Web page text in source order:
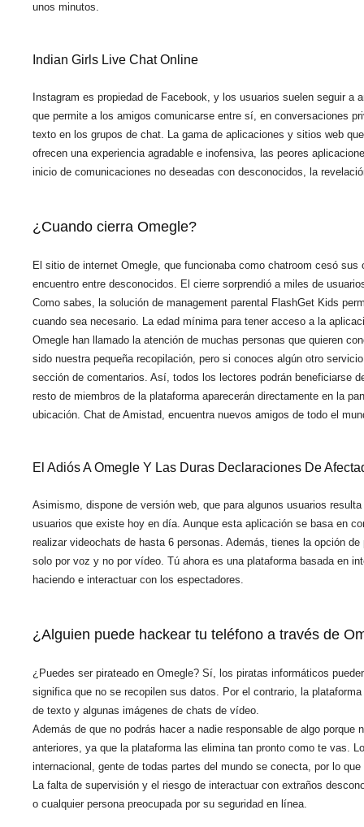
unos minutos.
Indian Girls Live Chat Online
Instagram es propiedad de Facebook, y los usuarios suelen seguir
que permite a los amigos comunicarse entre sí, en conversaciones
texto en los grupos de chat. La gama de aplicaciones y sitios web
ofrecen una experiencia agradable e inofensiva, las peores
inicio de comunicaciones no deseadas con desconocidos, la
¿Cuando cierra Omegle?
El sitio de internet Omegle, que funcionaba como chatroom cesó
encuentro entre desconocidos. El cierre sorprendió a miles de
Como sabes, la solución de management parental FlashGet Kids
cuando sea necesario. La edad mínima para tener acceso a la
Omegle han llamado la atención de muchas personas que quieren
sido nuestra pequeña recopilación, pero si conoces algún otro
sección de comentarios. Así, todos los lectores podrán beneficiarse
resto de miembros de la plataforma aparecerán directamente en la
ubicación. Chat de Amistad, encuentra nuevos amigos de todo el
El Adiós A Omegle Y Las Duras Declaraciones De
Asimismo, dispone de versión web, que para algunos usuarios
usuarios que existe hoy en día. Aunque esta aplicación se basa en
realizar videochats de hasta 6 personas. Además, tienes la opción
solo por voz y no por vídeo. Tú ahora es una plataforma basada en
haciendo e interactuar con los espectadores.
¿Alguien puede hackear tu teléfono a través de
¿Puedes ser pirateado en Omegle? Sí, los piratas informáticos
significa que no se recopilen sus datos. Por el contrario, la
de texto y algunas imágenes de chats de vídeo.
Además de que no podrás hacer a nadie responsable de algo
anteriores, ya que la plataforma las elimina tan pronto como te vas.
internacional, gente de todas partes del mundo se conecta, por lo
La falta de supervisión y el riesgo de interactuar con extraños
o cualquier persona preocupada por su seguridad en línea.